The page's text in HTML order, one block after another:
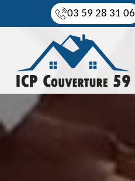
03 59 28 31 06